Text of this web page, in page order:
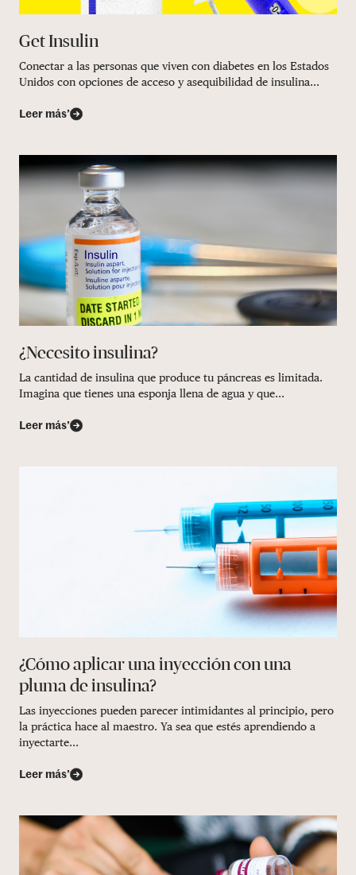
Get Insulin
Conectar a las personas que viven con diabetes en los Estados
Unidos con opciones de acceso y asequibilidad de insulina...
Leer más’
¿Necesito insulina?
La cantidad de insulina que produce tu páncreas es limitada.
Imagina que tienes una esponja llena de agua y que...
Leer más’
¿Cómo aplicar una inyección con una
pluma de insulina?
Las inyecciones pueden parecer intimidantes al principio, pero
la práctica hace al maestro. Ya sea que estés aprendiendo a
inyectarte...
Leer más’